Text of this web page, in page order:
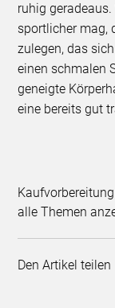
ruhig
sportlicher mag,
zulegen, das
einen schmalen
geneigte
eine bereits gut
alle Themen
Den Artikel teilen